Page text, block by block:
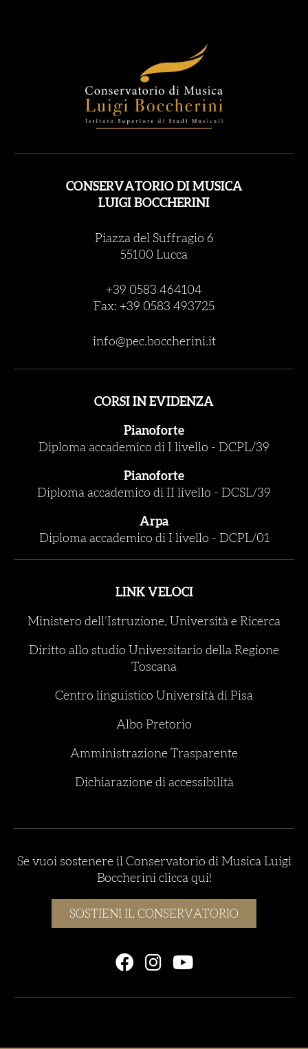
CONSERVATORIO DI MUSICA
LUIGI BOCCHERINI
Piazza del Suffragio 6
55100 Lucca
+39 0583 464104
Fax: +39 0583 493725
info@pec.boccherini.it
CORSI IN EVIDENZA
Pianoforte
Diploma accademico di I livello - DCPL/39
Pianoforte
Diploma accademico di II livello - DCSL/39
Arpa
Diploma accademico di I livello - DCPL/01
LINK VELOCI
Ministero dell’Istruzione, Università e Ricerca
Diritto allo studio Universitario della Regione
Toscana
Centro linguistico Università di Pisa
Albo Pretorio
Amministrazione Trasparente
Dichiarazione di accessibilità
Se vuoi sostenere il Conservatorio di Musica Luigi
Boccherini clicca qui!
SOSTIENI IL CONSERVATORIO